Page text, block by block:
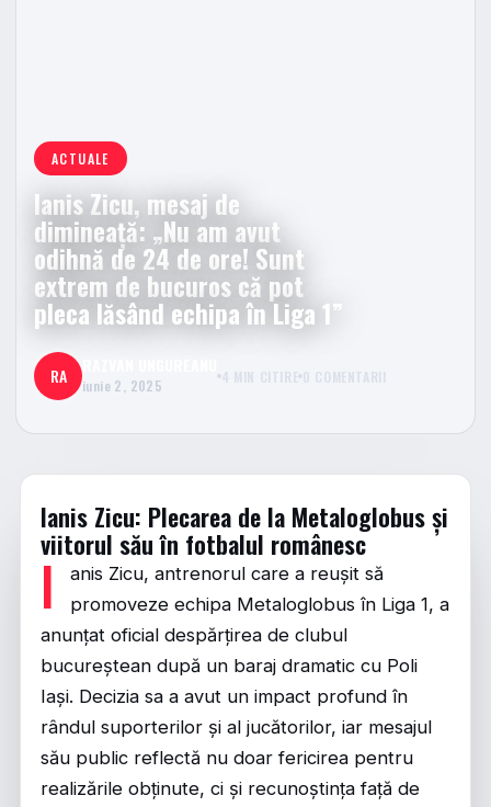
ACTUALE
Ianis Zicu, mesaj de
dimineață: „Nu am avut
odihnă de 24 de ore! Sunt
extrem de bucuros că pot
pleca lăsând echipa în Liga 1”
RA iunie 2, 2025 4 MIN CITIRE 0 COMENTARII
Ianis Zicu: Plecarea de la Metaloglobus și
viitorul său în fotbalul românesc
I
anis Zicu, antrenorul care a reușit să
promoveze echipa Metaloglobus în Liga 1, a
anunțat oficial despărțirea de clubul
bucureștean după un baraj dramatic cu Poli
Iași. Decizia sa a avut un impact profund în
rândul suporterilor și al jucătorilor, iar mesajul
său public reflectă nu doar fericirea pentru
realizările obținute, ci și recunoștința față de